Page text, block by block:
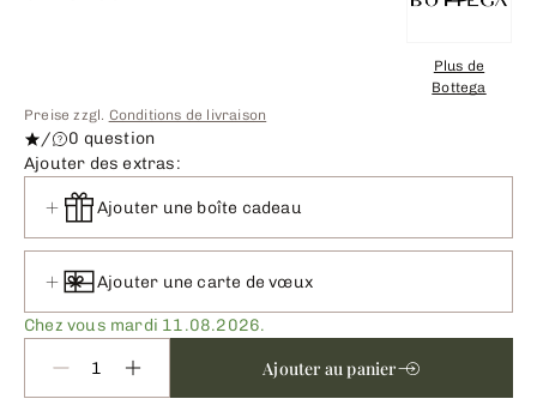
Plus de
Bottega
Preise zzgl. Conditions de livraison
/
0 question
Ajouter des extras:
Ajouter une boîte cadeau
Ajouter une carte de vœux
Chez vous mardi 11.08.2026.
Ajouter au panier